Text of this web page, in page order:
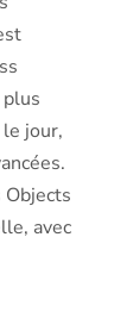
jour,
Objects
avec